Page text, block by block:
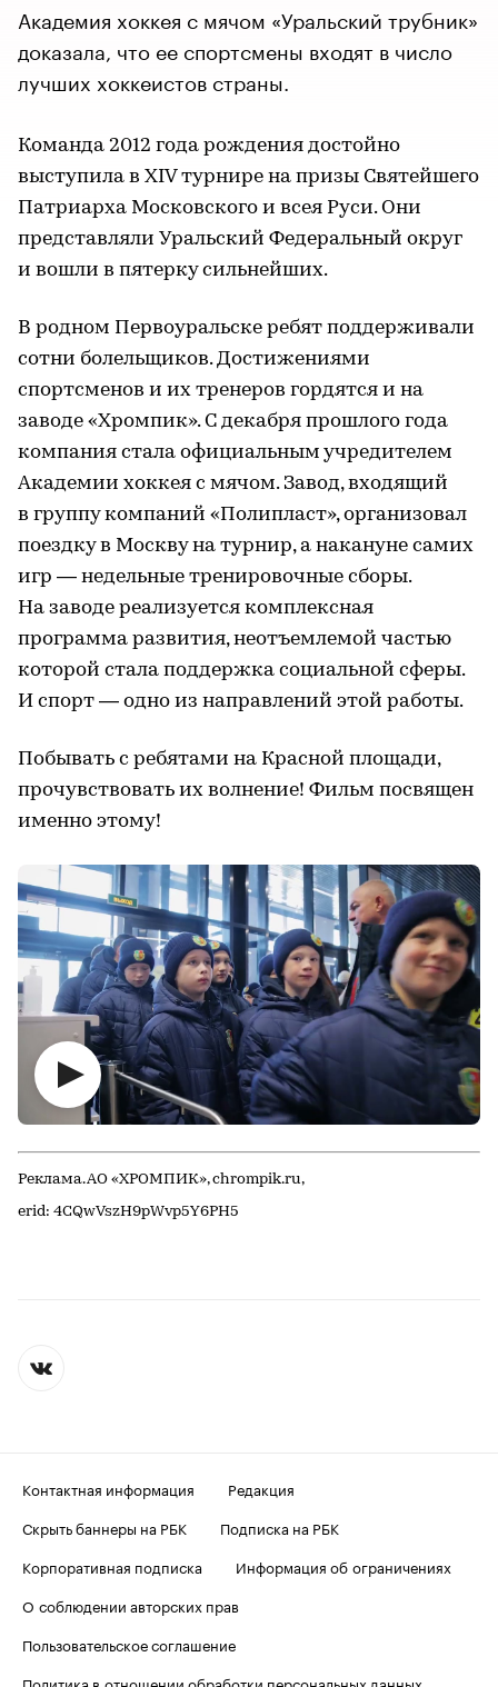
Академия хоккея с мячом «Уральский трубник»
доказала, что ее спортсмены входят в число
лучших хоккеистов страны.
Команда 2012 года рождения достойно
выступила в XIV турнире на призы Святейшего
Патриарха Московского и всея Руси. Они
представляли Уральский Федеральный округ
и вошли в пятерку сильнейших.
В родном Первоуральске ребят поддерживали
сотни болельщиков. Достижениями
спортсменов и их тренеров гордятся и на
заводе «Хромпик». С декабря прошлого года
компания стала официальным учредителем
Академии хоккея с мячом. Завод, входящий
в группу компаний «Полипласт», организовал
поездку в Москву на турнир, а накануне самих
игр — недельные тренировочные сборы.
На заводе реализуется комплексная
программа развития, неотъемлемой частью
которой стала поддержка социальной сферы.
И спорт — одно из направлений этой работы.
Побывать с ребятами на Красной площади,
прочувствовать их волнение! Фильм посвящен
именно этому!
Реклама. АО «ХРОМПИК», chrompik.ru,
erid: 4CQwVszH9pWvp5Y6PH5
Контактная информация
Редакция
Скрыть баннеры на РБК
Подписка на РБК
Корпоративная подписка
Информация об ограничениях
О соблюдении авторских прав
Пользовательское соглашение
Политика в отношении обработки персональных данных